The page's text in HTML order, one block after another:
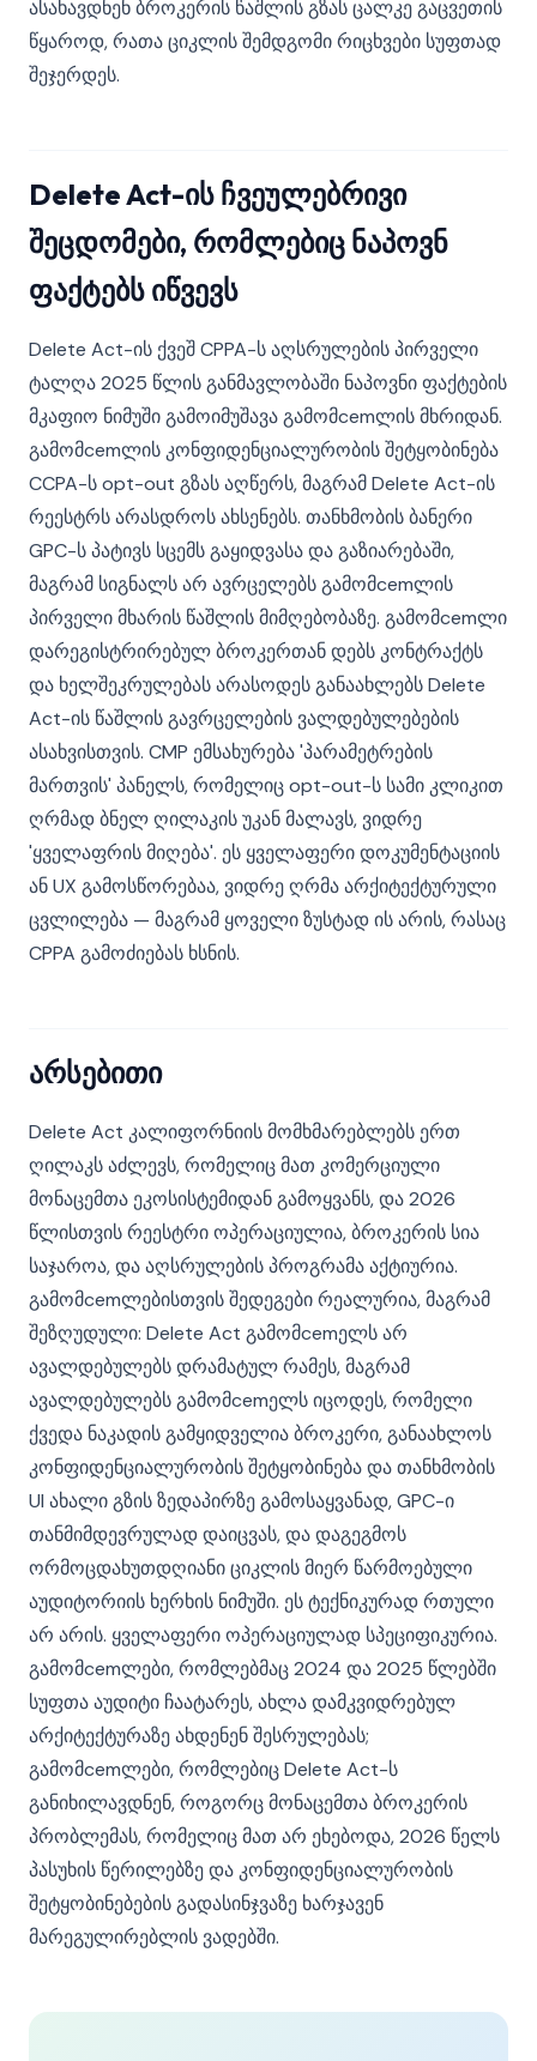
ასახავდნენ ბროკერის წაშლის გზას ცალკე გაცვეთის
წყაროდ, რათა ციკლის შემდგომი რიცხვები სუფთად
შეჯერდეს.
Delete Act-ის ჩვეულებრივი
შეცდომები, რომლებიც ნაპოვნ
ფაქტებს იწვევს
Delete Act-ის ქვეშ CPPA-ს აღსრულების პირველი
ტალღა 2025 წლის განმავლობაში ნაპოვნი ფაქტების
მკაფიო ნიმუში გამოიმუშავა გამომcemლის მხრიდან.
გამომcemლის კონფიდენციალურობის შეტყობინება
CCPA-ს opt-out გზას აღწერს, მაგრამ Delete Act-ის
რეესტრს არასდროს ახსენებს. თანხმობის ბანერი
GPC-ს პატივს სცემს გაყიდვასა და გაზიარებაში,
მაგრამ სიგნალს არ ავრცელებს გამომcemლის
პირველი მხარის წაშლის მიმღებობაზე. გამომcemლი
დარეგისტრირებულ ბროკერთან დებს კონტრაქტს
და ხელშეკრულებას არასოდეს განაახლებს Delete
Act-ის წაშლის გავრცელების ვალდებულებების
ასახვისთვის. CMP ემსახურება 'პარამეტრების
მართვის' პანელს, რომელიც opt-out-ს სამი კლიკით
ღრმად ბნელ ღილაკის უკან მალავს, ვიდრე
'ყველაფრის მიღება'. ეს ყველაფერი დოკუმენტაციის
ან UX გამოსწორებაა, ვიდრე ღრმა არქიტექტურული
ცვლილება — მაგრამ ყოველი ზუსტად ის არის, რასაც
CPPA გამოძიებას ხსნის.
არსებითი
Delete Act კალიფორნიის მომხმარებლებს ერთ
ღილაკს აძლევს, რომელიც მათ კომერციული
მონაცემთა ეკოსისტემიდან გამოყვანს, და 2026
წლისთვის რეესტრი ოპერაციულია, ბროკერის სია
საჯაროა, და აღსრულების პროგრამა აქტიურია.
გამომcemლებისთვის შედეგები რეალურია, მაგრამ
შეზღუდული: Delete Act გამომcemელს არ
ავალდებულებს დრამატულ რამეს, მაგრამ
ავალდებულებს გამომcemელს იცოდეს, რომელი
ქვედა ნაკადის გამყიდველია ბროკერი, განაახლოს
კონფიდენციალურობის შეტყობინება და თანხმობის
UI ახალი გზის ზედაპირზე გამოსაყვანად, GPC-ი
თანმიმდევრულად დაიცვას, და დაგეგმოს
ორმოცდახუთდღიანი ციკლის მიერ წარმოებული
აუდიტორიის ხერხის ნიმუში. ეს ტექნიკურად რთული
არ არის. ყველაფერი ოპერაციულად სპეციფიკურია.
გამომcemლები, რომლებმაც 2024 და 2025 წლებში
სუფთა აუდიტი ჩაატარეს, ახლა დამკვიდრებულ
არქიტექტურაზე ახდენენ შესრულებას;
გამომcemლები, რომლებიც Delete Act-ს
განიხილავდნენ, როგორც მონაცემთა ბროკერის
პრობლემას, რომელიც მათ არ ეხებოდა, 2026 წელს
პასუხის წერილებზე და კონფიდენციალურობის
შეტყობინებების გადასინჯვაზე ხარჯავენ
მარეგულირებლის ვადებში.